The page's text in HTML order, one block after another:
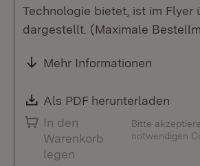
Technologie bietet, ist im Flyer
dargestellt. (Maximale
Mehr Informationen
Download:
Als PDF herunterladen
In den
Warenkorb
legen
Bitte
notwendigen